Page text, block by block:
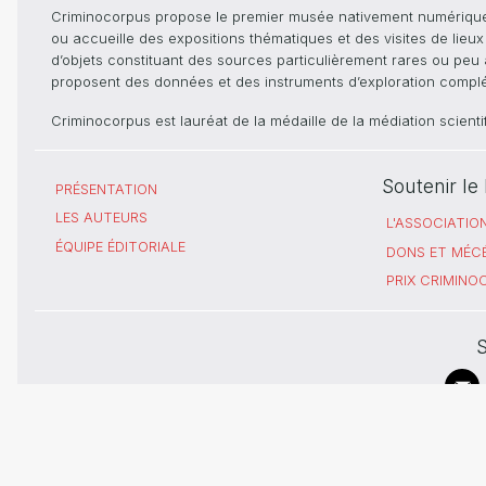
Criminocorpus propose le premier musée nativement
ou accueille des expositions thématiques et des visites de
d’objets constituant des sources particulièrement rares ou
proposent des données et des instruments d’exploration
Criminocorpus est lauréat de la médaille de la médiation
PRÉSENTATION
LES AUTEURS
ÉQUIPE ÉDITORIALE
Soutenir le
DONS ET
PRIX